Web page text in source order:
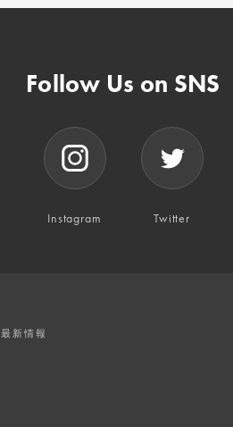
Follow Us on SNS
Instagram Twitter
最新情報